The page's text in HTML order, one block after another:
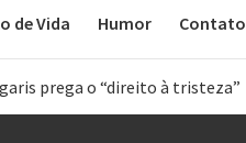
de Vida Humor Contato
prega o “direito à tristeza”